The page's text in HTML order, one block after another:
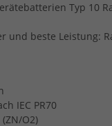
Typ 10
und beste Leistung:
IEC PR70
O2)